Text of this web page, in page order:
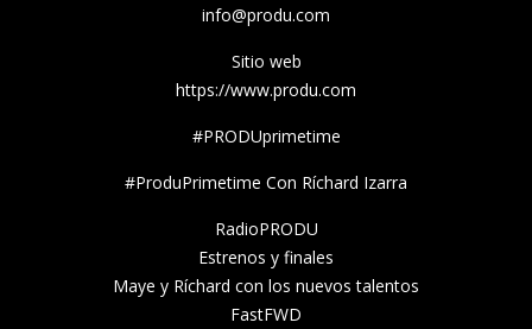
info@produ.com
Sitio web
https://www.produ.com
#PRODUprimetime
#ProduPrimetime Con Ríchard Izarra
RadioPRODU
Estrenos y finales
Maye y Ríchard con los nuevos talentos
FastFWD